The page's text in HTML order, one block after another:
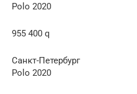
Polo 2020
955 400 q
Санкт-Петербург
Polo 2020